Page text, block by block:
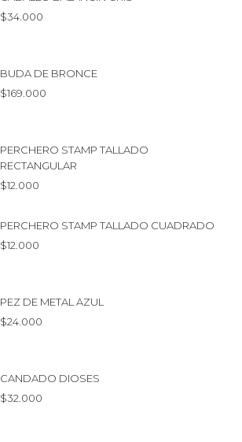
$34.000
BUDA DE BRONCE
$169.000
PERCHERO STAMP TALLADO
RECTANGULAR
$12.000
PERCHERO STAMP TALLADO CUADRADO
$12.000
PEZ DE METAL AZUL
$24.000
CANDADO DIOSES
$32.000